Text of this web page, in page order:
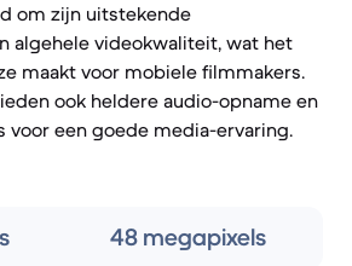
om zijn uitstekende
algehele videokwaliteit, wat het
maakt voor mobiele filmmakers.
ook heldere audio-opname en
voor een goede media-ervaring.
48 megapixels